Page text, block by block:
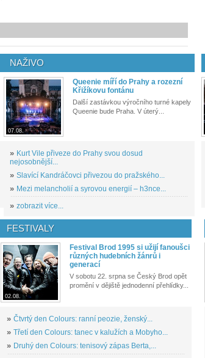
NAŽIVO
07.08.
Queenie míří do Prahy a rozezní
Křižíkovu fontánu
Další zastávkou výročního turné kapely
Queenie bude Praha. V úterý...
» Kurt Vile přiveze do Prahy svou dosud
nejosobnější...
» Slavící Kandráčovci přivezou do pražského...
» Mezi melancholií a syrovou energií – h3nce...
» zobrazit více...
FESTIVALY
02.08.
Festival Brod 1995 si užijí fanoušci
různých hudebních žánrů i
generací
V sobotu 22. srpna se Český Brod opět
promění v dějiště jednodenní přehlídky...
» Čtvrtý den Colours: ranní peozie, ženský...
» Třetí den Colours: tanec v kalužích a Mobyho...
» Druhý den Colours: tenisový zápas Berta,...